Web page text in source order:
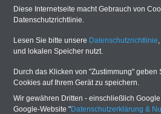
Leben
Zur Übersicht
dem
Diese Internetseite macht Gebrauch von
Datenschutzrichtlinie.
Lesen Sie bitte unsere Datenschutzrichtlinie
und lokalen Speicher nutzt.
Durch das Klicken von "Zustimmung"
Cookies auf Ihrem Gerät zu speichern.
Wir gewähren Dritten - einschließlich
Google-Website "Datenschutzerklärung &